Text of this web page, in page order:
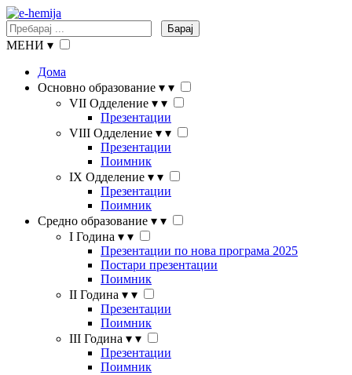
Барај
МЕНИ ▾
Дома
Основно образование ▾ ▾
VII Одделение ▾ ▾
Презентации
VIII Одделение ▾ ▾
Презентации
Поимник
IX Одделение ▾ ▾
Презентации
Поимник
Средно образование ▾ ▾
I Година ▾ ▾
Презентации по нова програма 2025
Постари презентации
Поимник
II Година ▾ ▾
Презентации
Поимник
III Година ▾ ▾
Презентации
Поимник